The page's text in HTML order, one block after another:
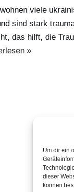
Um dir ein
dieser
können
viele
sind stark
das hilft, die
»